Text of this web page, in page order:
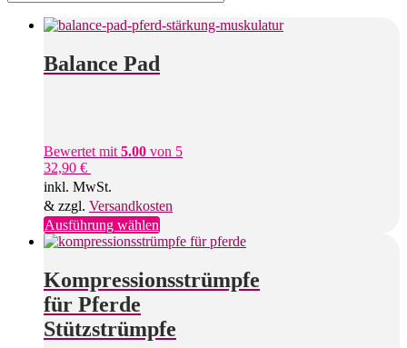
Balance Pad
Bewertet mit 5.00 von 5
32,90 €
inkl. MwSt.
& zzgl. Versandkosten
Ausführung wählenDieses
Produkt
mehrere
Varianten
Die
Optionen
Kompressionsstrümpfe
für Pferde
Stützstrümpfe